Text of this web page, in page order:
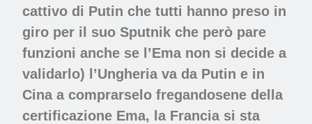
cattivo di Putin che tutti hanno preso in
giro per il suo Sputnik che però pare
funzioni anche se l’Ema non si decide a
validarlo) l’Ungheria va da Putin e in
Cina a comprarselo fregandosene della
certificazione Ema, la Francia si sta